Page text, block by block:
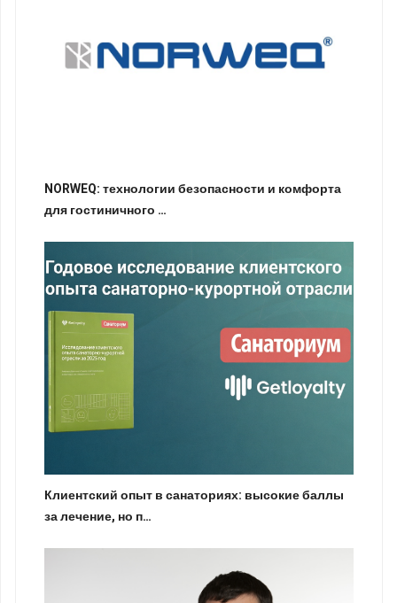
NORWEQ: технологии безопасности и комфорта
для гостиничного …
Клиентский опыт в санаториях: высокие баллы
за лечение, но п…